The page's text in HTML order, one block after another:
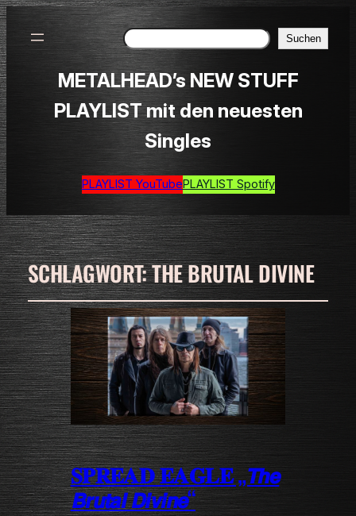
Suchen Suchen
METALHEAD’s NEW STUFF
PLAYLIST mit den neuesten
Singles
PLAYLIST YouTubePLAYLIST Spotify
SCHLAGWORT:THE BRUTAL DIVINE
𝐒𝐏𝐑𝐄𝐀𝐃 𝐄𝐀𝐆𝐋𝐄 „𝙏𝙝𝙚
𝘽𝙧𝙪𝙩𝙖𝙡 𝘿𝙞𝙫𝙞𝙣𝙚“